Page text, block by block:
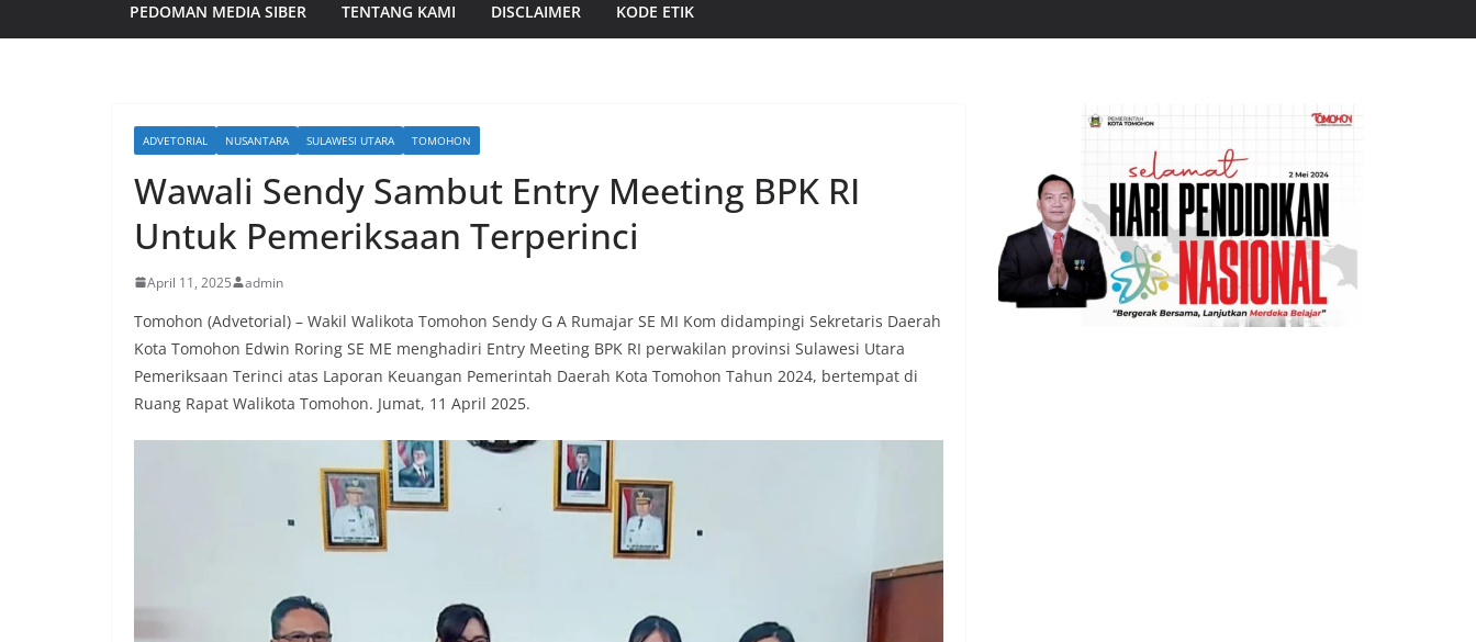
PEDOMAN MEDIA SIBER TENTANG KAMI DISCLAIMER KODE ETIK
ADVETORIAL NUSANTARA SULAWESI UTARA TOMOHON
Wawali Sendy Sambut Entry Meeting BPK RI
Untuk Pemeriksaan Terperinci
April 11, 2025 admin
Tomohon (Advetorial) – Wakil Walikota Tomohon Sendy G A Rumajar SE MI Kom didampingi Sekretaris Daerah
Kota Tomohon Edwin Roring SE ME menghadiri Entry Meeting BPK RI perwakilan provinsi Sulawesi Utara
Pemeriksaan Terinci atas Laporan Keuangan Pemerintah Daerah Kota Tomohon Tahun 2024, bertempat di
Ruang Rapat Walikota Tomohon. Jumat, 11 April 2025.